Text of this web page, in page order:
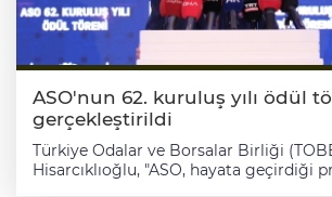
ASO'nun 62. kuruluş yılı ödül
gerçekleştirildi
Türkiye Odalar ve Borsalar Birliği
Hisarcıklıoğlu, "ASO, hayata geçirdiği